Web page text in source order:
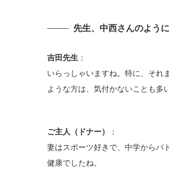
先生、中西さんのよう
吉田先生 ：
いらっしゃいますね。特に、それ
ような方は、気付かないことも多
ご主人（ドナー）
：
妻はスポーツ好きで、中学からバ
健康でしたね。